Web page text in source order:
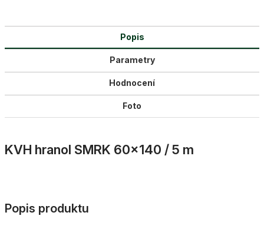
Popis
Parametry
Hodnocení
Foto
KVH hranol SMRK 60×140 / 5 m
Popis produktu